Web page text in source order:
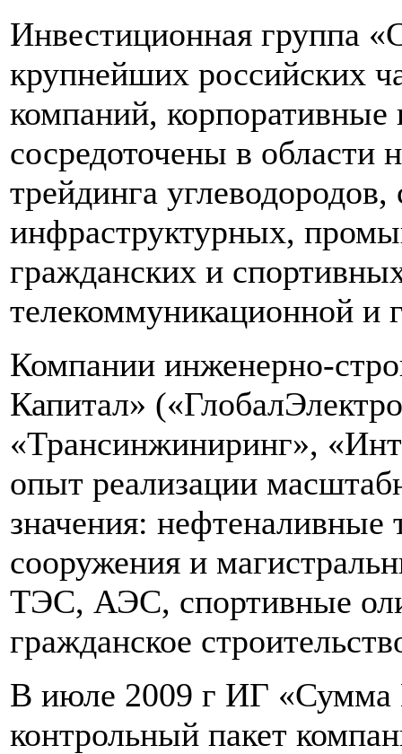
Инвестиционная группа
крупнейших российских
компаний, корпоративные
сосредоточены в области
трейдинга углеводородов,
инфраструктурных,
гражданских и
телекоммуникационной и
Компании инженерно-
Капитал»
«Трансинжиниринг»,
опыт реализации
значения: нефтеналивные
сооружения и
ТЭС, АЭС, спортивные
гражданское
В июле 2009 г ИГ «Сумма
контрольный пакет